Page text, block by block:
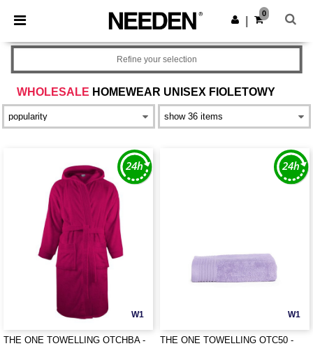
× Aplikacja Needen
Lepsze ceny w aplikacji!
Pobierz app
0
WHOLESALE HOMEWEAR UNISEX FIOLETOWY
Refine your selection
W1
THE ONE TOWELLING OTCHBA -
W1
THE ONE TOWELLING OTC50 -